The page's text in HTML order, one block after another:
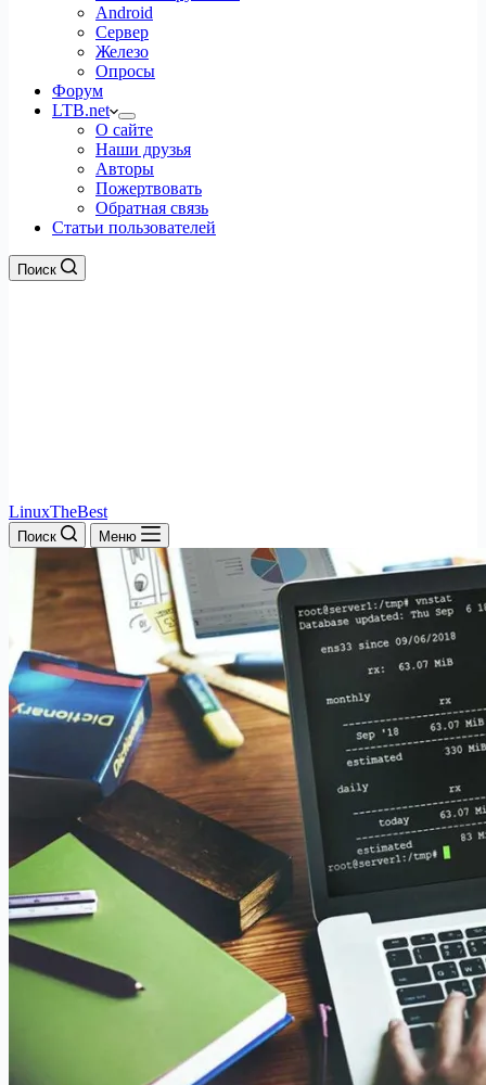
Android
Сервер
Железо
Опросы
Форум
LTB.net
О сайте
Наши друзья
Авторы
Пожертвовать
Обратная связь
Статьи пользователей
Поиск
LinuxTheBest
Поиск Меню